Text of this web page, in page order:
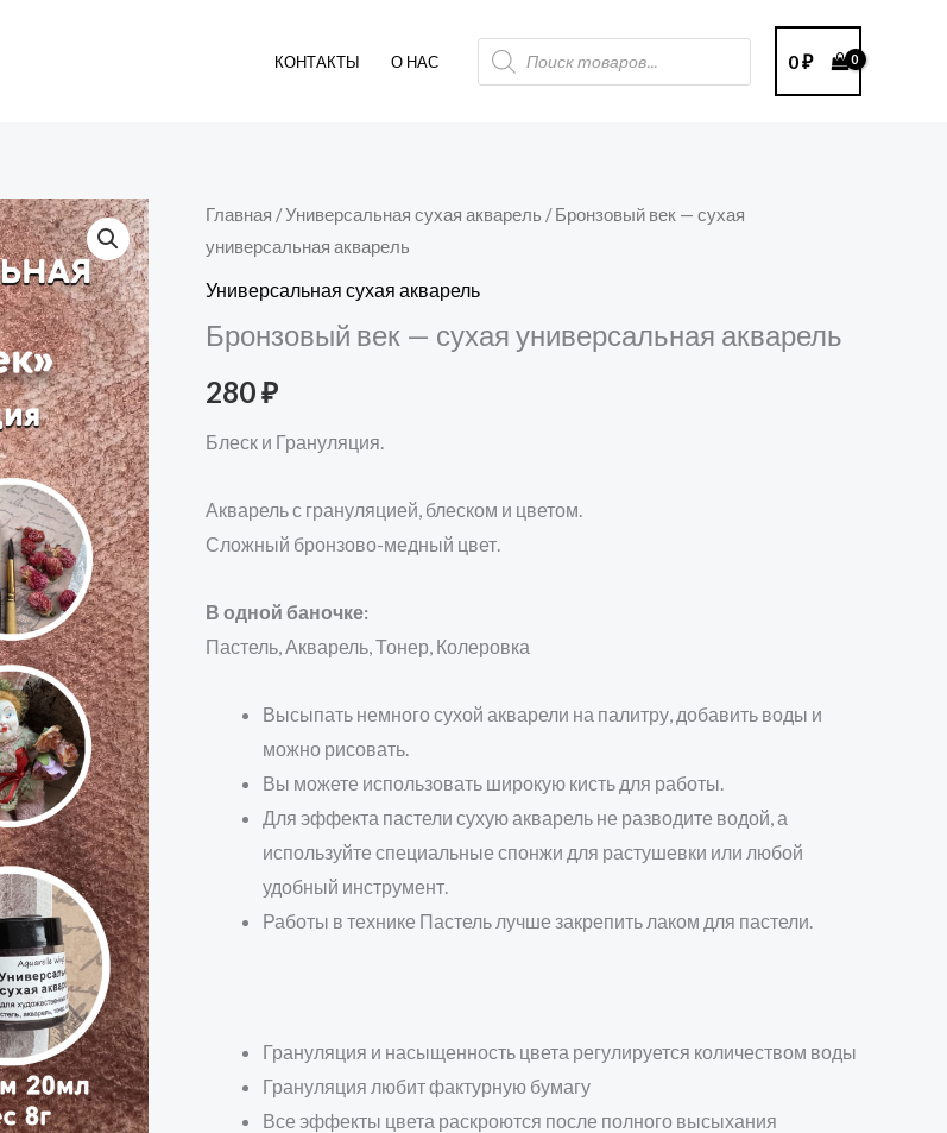
КОНТАКТЫ О НАС
Поиск
товаров
0₽
Главная /Универсальная сухая акварель / Бронзовый век — сухая
универсальная акварель
Универсальная сухая акварель
Бронзовый век — сухая универсальная акварель
280₽
Блеск и Грануляция.
Акварель с грануляцией, блеском и цветом.
Сложный бронзово-медный цвет.
В одной баночке:
Пастель, Акварель, Тонер, Колеровка
Высыпать немного сухой акварели на палитру, добавить воды и
можно рисовать.
Вы можете использовать широкую кисть для работы.
Для эффекта пастели сухую акварель не разводите водой, а
используйте специальные спонжи для растушевки или любой
удобный инструмент.
Работы в технике Пастель лучше закрепить лаком для пастели.
Грануляция и насыщенность цвета регулируется количеством воды
Грануляция любит фактурную бумагу
Все эффекты цвета раскроются после полного высыхания
Количество
товара
Бронзовый
-
сухая
акварель